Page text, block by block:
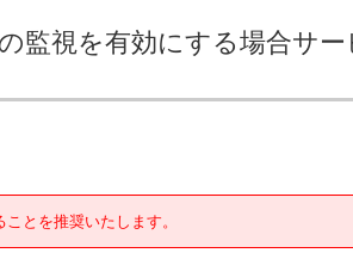
監視を有効にする場合サー
とを推奨いたします。